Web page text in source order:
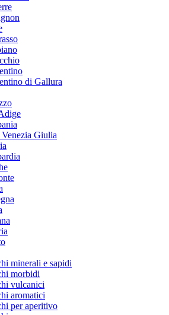
di Gallura
Giulia
minerali e sapidi
morbidi
vulcanici
aromatici
per aperitivo